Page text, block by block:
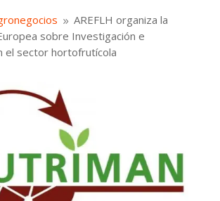
9 AREFLH organiza la
sobre Investigación e
el sector hortofrutícola